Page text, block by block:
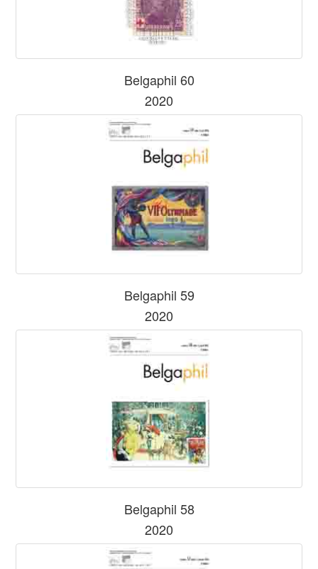
Belgaphil 60
2020
Belgaphil 59
2020
Belgaphil 58
2020